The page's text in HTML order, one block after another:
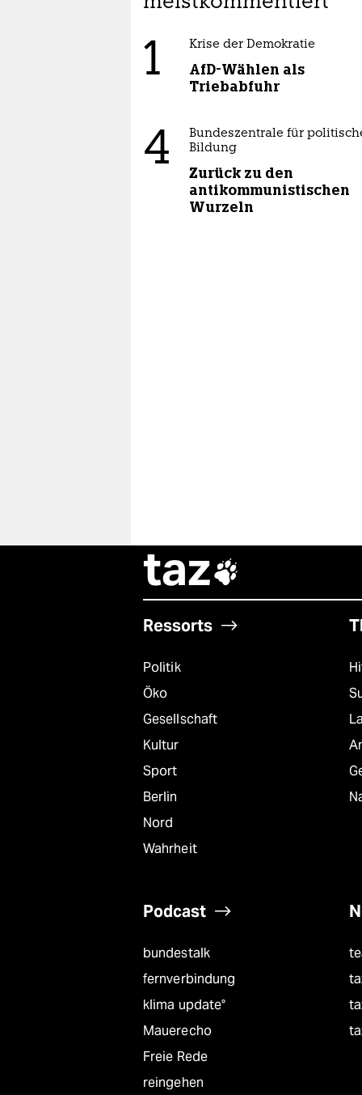
1 Krise der Demokratie
AfD-Wählen als
Triebabfuhr
4
Bundeszentrale für
Bildung
Zurück zu den
antikommunistischen
Wurzeln
taz
Ressorts
Politik
Öko
Gesellschaft
Kultur
Sport
Berlin
Nord
Wahrheit
Podcast
bundestalk
fernverbindung
klima update°
Mauerecho
Freie Rede
reingehen